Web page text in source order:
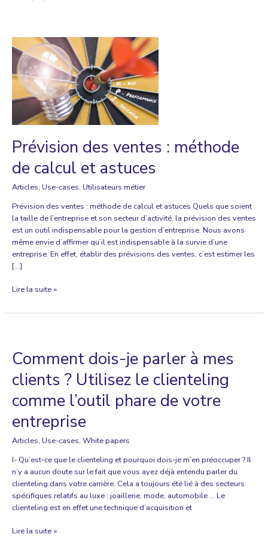
Prévision des ventes : méthode
de calcul et astuces
Articles, Use-cases, Utilisateurs métier
Prévision des ventes : méthode de calcul et astuces Quels que soient
la taille de l’entreprise et son secteur d’activité, la prévision des ventes
est un outil indispensable pour la gestion d’entreprise. Nous avons
même envie d’affirmer qu’il est indispensable à la survie d’une
entreprise. En effet, établir des prévisions des ventes, c’est estimer les
[…]
Prévision
ventes
calcul
astuces
Lire la suite »
Comment dois-je parler à mes
clients ? Utilisez le clienteling
comme l’outil phare de votre
entreprise
Articles, Use-cases, White papers
I- Qu’est-ce que le clienteling et pourquoi dois-je m’en préoccuper ? Il
n’y a aucun doute sur le fait que vous ayez déjà entendu parler du
clienteling dans votre carrière. Cela a toujours été lié à des secteurs
spécifiques relatifs au luxe : joaillerie, mode, automobile … Le
clienteling est en effet une technique d’acquisition et
Comment
Lire la suite »